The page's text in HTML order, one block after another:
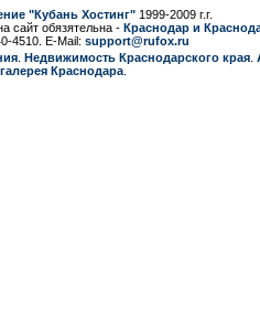
"Кубань Хостинг" 1999-2009 г.г.
сайт обязятельна - Краснодар и
4510. E-Mail: support@rufox.ru
Недвижимость Краснодарcкого края
Краснодара